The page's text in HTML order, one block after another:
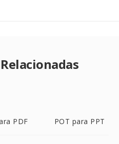
PDF POT para PPT